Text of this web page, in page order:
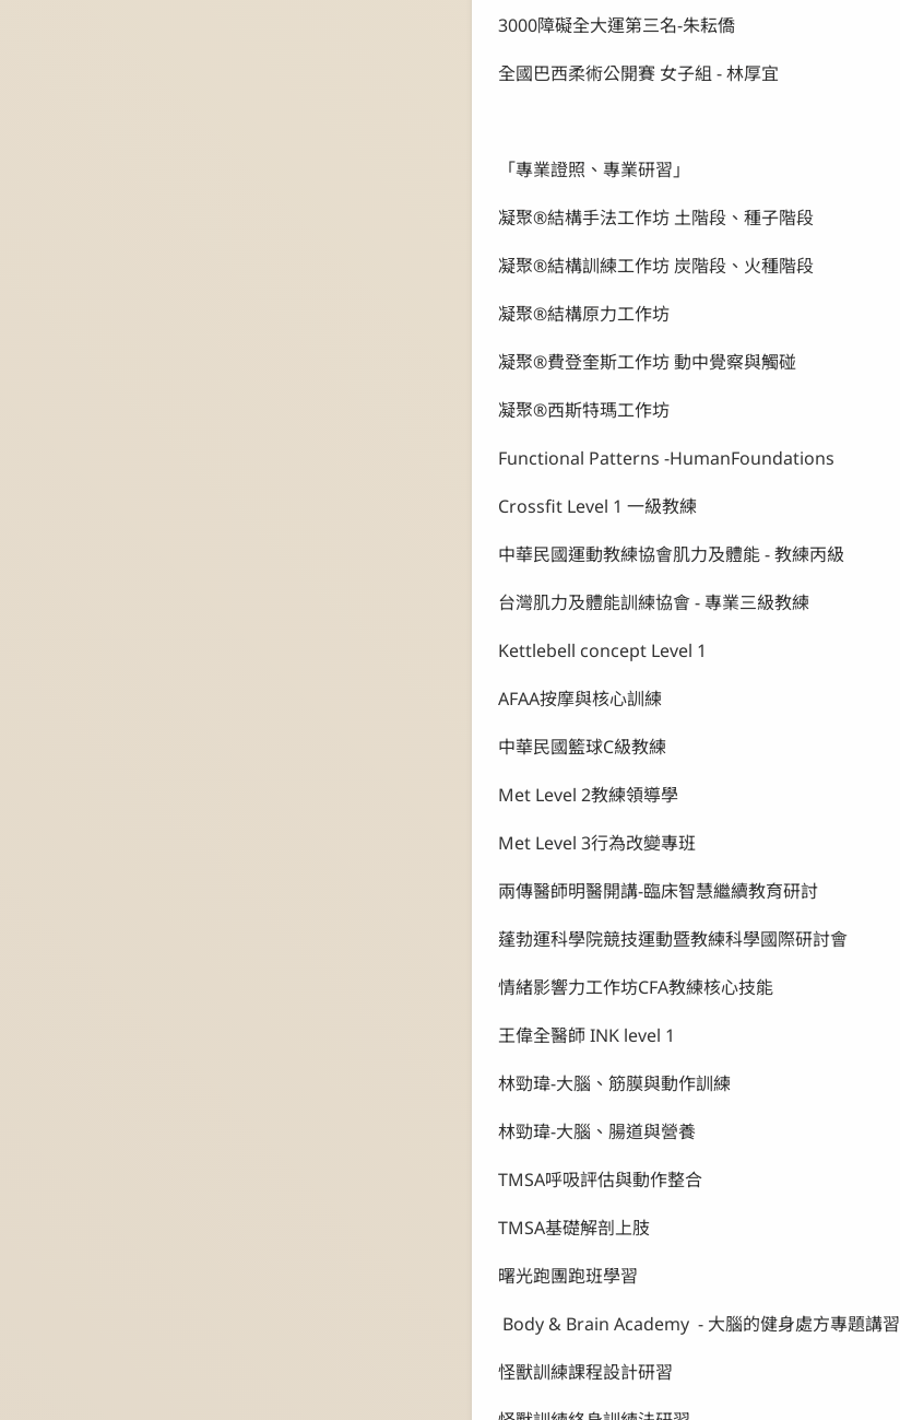
3000障礙全大運第三名-朱耘僑
全國巴西柔術公開賽 女子組 - 林厚宜
「專業證照、專業研習」
凝聚®結構手法工作坊 土階段、種子階段
凝聚®結構訓練工作坊 炭階段、火種階段
凝聚®結構原力工作坊
凝聚®費登奎斯工作坊 動中覺察與觸碰
凝聚®西斯特瑪工作坊
Functional Patterns -HumanFoundations
Crossfit Level 1 一級教練
中華民國運動教練協會肌力及體能 - 教練丙級
台灣肌力及體能訓練協會 - 專業三級教練
Kettlebell concept Level 1
AFAA按摩與核心訓練
中華民國籃球C級教練
Met Level 2教練領導學
Met Level 3行為改變專班
兩傳醫師明醫開講-臨床智慧繼續教育研討
蓬勃運科學院競技運動暨教練科學國際研討會
情緒影響力工作坊CFA教練核心技能
王偉全醫師 INK level 1
林勁瑋-大腦、筋膜與動作訓練
林勁瑋-大腦、腸道與營養
TMSA呼吸評估與動作整合
TMSA基礎解剖上肢
曙光跑團跑班學習
Body & Brain Academy - 大腦的健身處方專題講習
怪獸訓練課程設計研習